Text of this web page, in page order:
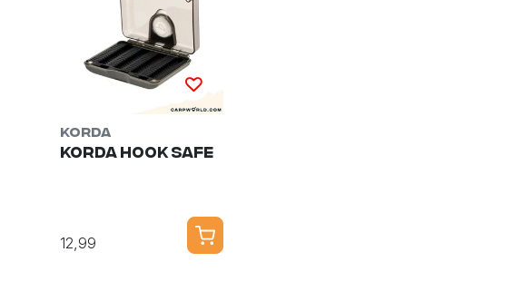
Korda
Korda Hook Safe
12,99